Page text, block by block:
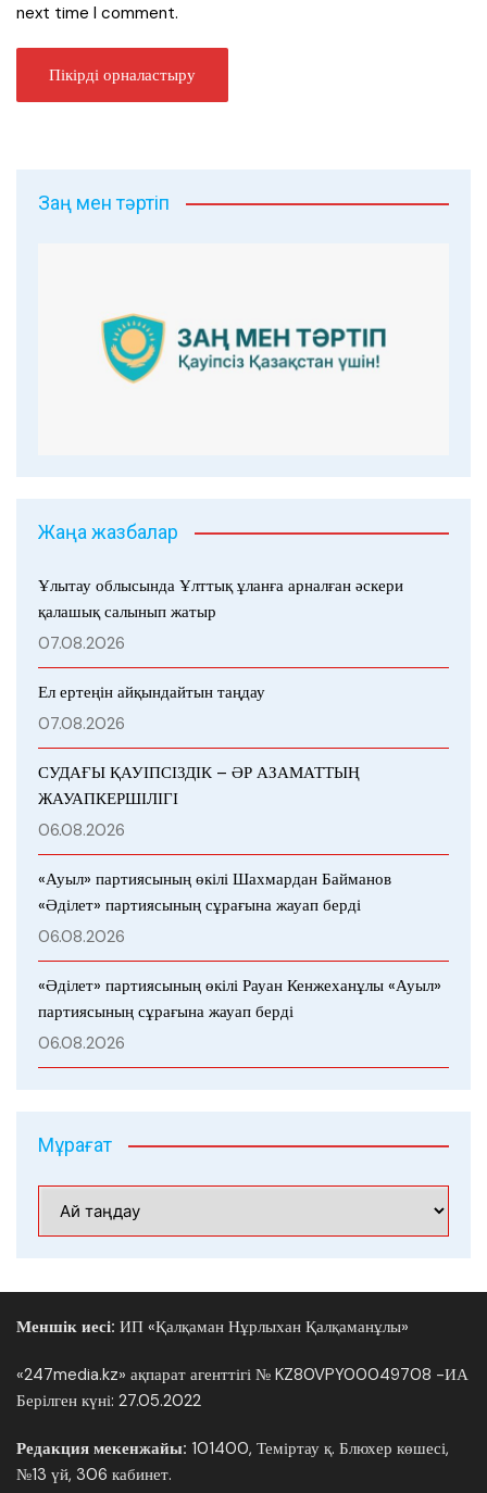
next time I comment.
Заң мен тәртіп
Жаңа жазбалар
Ұлытау облысында Ұлттық ұланға арналған әскери
қалашық салынып жатыр
07.08.2026
Ел ертеңін айқындайтын таңдау
07.08.2026
СУДАҒЫ ҚАУІПСІЗДІК – ӘР АЗАМАТТЫҢ
ЖАУАПКЕРШІЛІГІ
06.08.2026
«Ауыл» партиясының өкілі Шахмардан Байманов
«Әділет» партиясының сұрағына жауап берді
06.08.2026
«Әділет» партиясының өкілі Рауан Кенжеханұлы «Ауыл»
партиясының сұрағына жауап берді
06.08.2026
Мұрағат
Меншік иесі: ИП «Қалқаман Нұрлыхан Қалқаманұлы»
«247media.kz» ақпарат агенттігі № KZ80VPY00049708 -ИА
Берілген күні: 27.05.2022
Редакция мекенжайы: 101400, Теміртау қ. Блюхер көшесі,
№13 үй, 306 кабинет.